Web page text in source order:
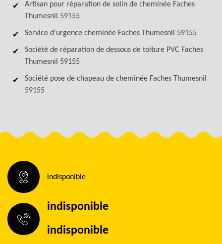
Artisan pour réparation de solin de cheminée Faches
Thumesnil 59155
Service d'urgence cheminée Faches Thumesnil 59155
Société de réparation de dessous de toiture PVC Faches
Thumesnil 59155
Société pose de chapeau de cheminée Faches Thumesnil
59155
indisponible
indisponible
indisponible